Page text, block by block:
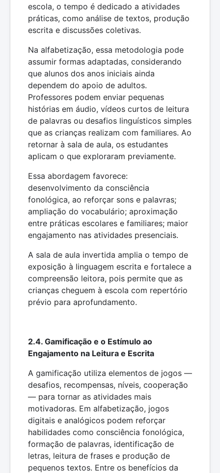
escola, o tempo é dedicado a atividades
práticas, como análise de textos, produção
escrita e discussões coletivas.
Na alfabetização, essa metodologia pode
assumir formas adaptadas, considerando
que alunos dos anos iniciais ainda
dependem do apoio de adultos.
Professores podem enviar pequenas
histórias em áudio, vídeos curtos de leitura
de palavras ou desafios linguísticos simples
que as crianças realizam com familiares. Ao
retornar à sala de aula, os estudantes
aplicam o que exploraram previamente.
Essa abordagem favorece:
desenvolvimento da consciência
fonológica, ao reforçar sons e palavras;
ampliação do vocabulário; aproximação
entre práticas escolares e familiares; maior
engajamento nas atividades presenciais.
A sala de aula invertida amplia o tempo de
exposição à linguagem escrita e fortalece a
compreensão leitora, pois permite que as
crianças cheguem à escola com repertório
prévio para aprofundamento.
2.4. Gamificação e o Estímulo ao
Engajamento na Leitura e Escrita
A gamificação utiliza elementos de jogos —
desafios, recompensas, níveis, cooperação
— para tornar as atividades mais
motivadoras. Em alfabetização, jogos
digitais e analógicos podem reforçar
habilidades como consciência fonológica,
formação de palavras, identificação de
letras, leitura de frases e produção de
pequenos textos. Entre os benefícios da